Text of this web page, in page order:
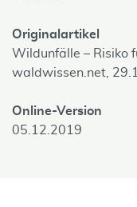
Originalartikel
Wildunfälle – Risiko
waldwissen.net,
Online-Version
05.12.2019